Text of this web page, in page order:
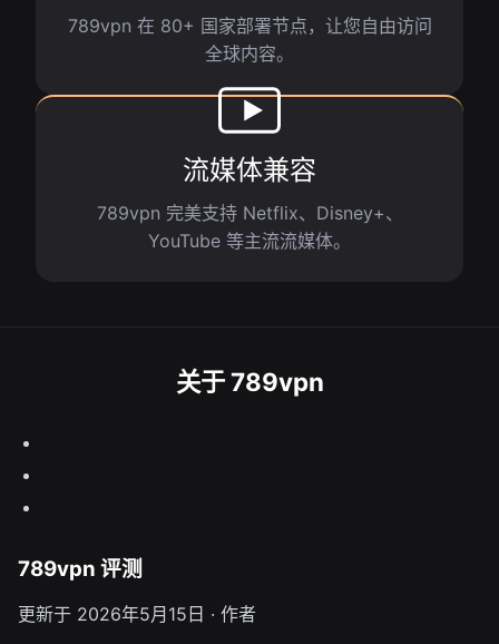
789vpn 在 80+ 国家部署节点，让您自由访问
全球内容。
流媒体兼容
789vpn 完美支持 Netflix、Disney+、
YouTube 等主流流媒体。
关于 789vpn
789vpn 评测
更新于 2026年5月15日 · 作者